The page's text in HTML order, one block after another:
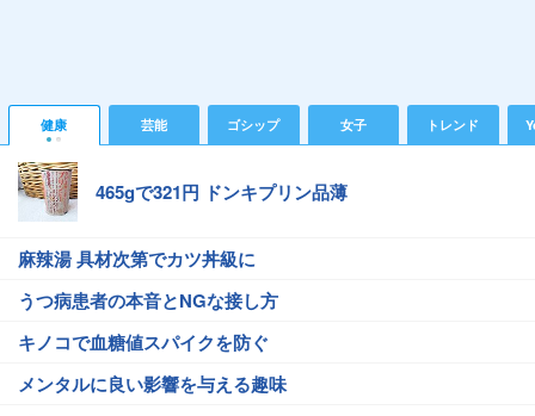
健康 芸能 ゴシップ 女子 トレンド
465gで321円 ドンキプリン品薄
麻辣湯 具材次第でカツ丼級に
うつ病患者の本音とNGな接し方
キノコで血糖値スパイクを防ぐ
メンタルに良い影響を与える趣味